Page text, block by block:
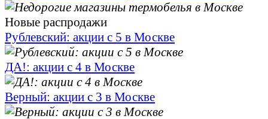
Новые распродажи
Рублевский: акции с 5 в Москве
ДА!: акции с 4 в Москве
Верный: акции с 3 в Москве